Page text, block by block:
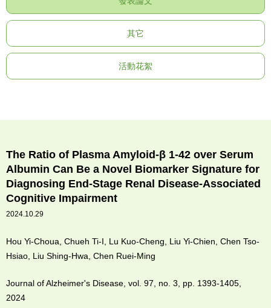
其它
活動花絮
The Ratio of Plasma Amyloid-β 1-42 over Serum
Albumin Can Be a Novel Biomarker Signature for
Diagnosing End-Stage Renal Disease-Associated
Cognitive Impairment
2024.10.29
Hou Yi-Choua, Chueh Ti-I, Lu Kuo-Cheng, Liu Yi-Chien, Chen Tso-
Hsiao, Liu Shing-Hwa, Chen Ruei-Ming
Journal of Alzheimer's Disease, vol. 97, no. 3, pp. 1393-1405,
2024